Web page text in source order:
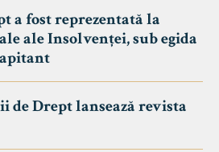
a fost reprezentată la
ale Insolvenței, sub egida
de Drept lansează revista